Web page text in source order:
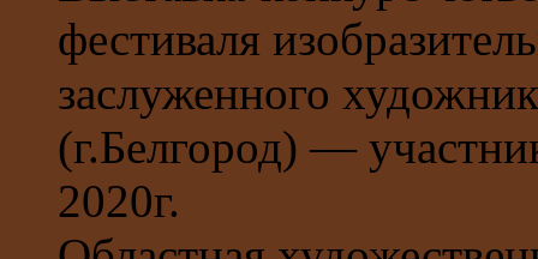
фестиваля
заслуженного
(г.Белгород) —
2020г.